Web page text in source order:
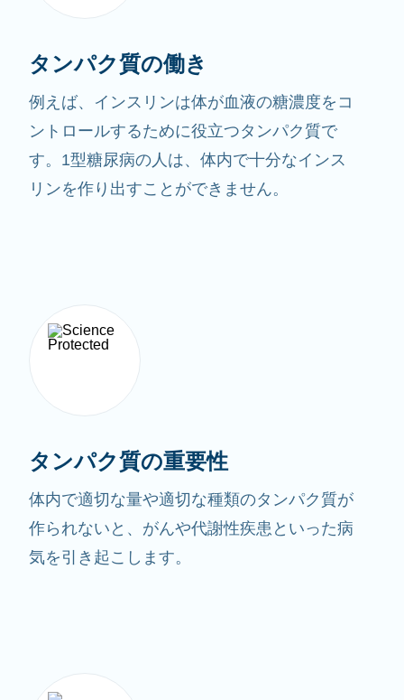
タンパク質の働き
例えば、インスリンは体が血液の糖濃度をコ
ントロールするために役立つタンパク質で
す。1型糖尿病の人は、体内で十分なインス
リンを作り出すことができません。
タンパク質の重要性
体内で適切な量や適切な種類のタンパク質が
作られないと、がんや代謝性疾患といった病
気を引き起こします。